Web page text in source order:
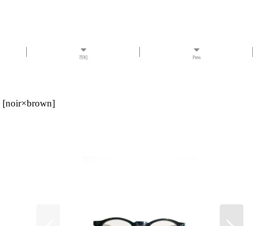
市松 Press
[noir×brown]